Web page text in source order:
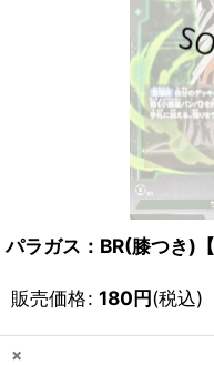
パラガス：BR(膝つき)
販売価格: 180円(税込)
×